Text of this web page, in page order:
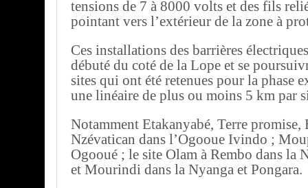
tensions de 7 à 8000 volts et des fils
pointant vers l’extérieur de la zone à
Ces installations des barrières
débuté du coté de la Lope et se
sites qui ont été retenues pour la phase
une linéaire de plus ou moins 5 km par
Notamment Etakanyabé, Terre promise,
Nzévatican dans l’Ogooue Ivindo ;
Ogooué ; le site Olam à Rembo dans la
et Mourindi dans la Nyanga et Pongara.